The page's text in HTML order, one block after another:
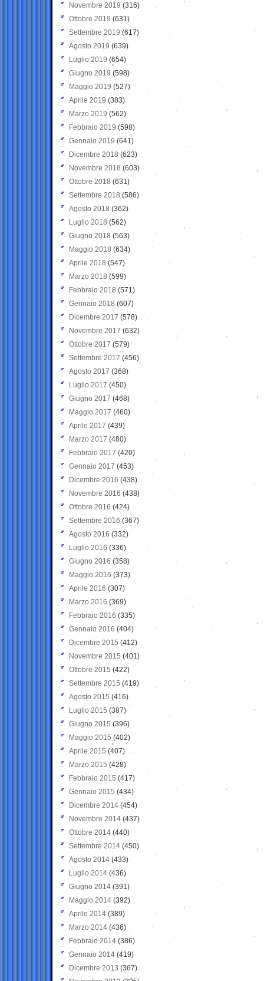
Novembre 2019 (316)
Ottobre 2019 (631)
Settembre 2019 (617)
Agosto 2019 (639)
Luglio 2019 (654)
Giugno 2019 (598)
Maggio 2019 (527)
Aprile 2019 (383)
Marzo 2019 (562)
Febbraio 2019 (598)
Gennaio 2019 (641)
Dicembre 2018 (623)
Novembre 2018 (603)
Ottobre 2018 (631)
Settembre 2018 (586)
Agosto 2018 (362)
Luglio 2018 (562)
Giugno 2018 (563)
Maggio 2018 (634)
Aprile 2018 (547)
Marzo 2018 (599)
Febbraio 2018 (571)
Gennaio 2018 (607)
Dicembre 2017 (578)
Novembre 2017 (632)
Ottobre 2017 (579)
Settembre 2017 (456)
Agosto 2017 (368)
Luglio 2017 (450)
Giugno 2017 (468)
Maggio 2017 (460)
Aprile 2017 (439)
Marzo 2017 (480)
Febbraio 2017 (420)
Gennaio 2017 (453)
Dicembre 2016 (438)
Novembre 2016 (438)
Ottobre 2016 (424)
Settembre 2016 (367)
Agosto 2016 (332)
Luglio 2016 (336)
Giugno 2016 (358)
Maggio 2016 (373)
Aprile 2016 (307)
Marzo 2016 (369)
Febbraio 2016 (335)
Gennaio 2016 (404)
Dicembre 2015 (412)
Novembre 2015 (401)
Ottobre 2015 (422)
Settembre 2015 (419)
Agosto 2015 (416)
Luglio 2015 (387)
Giugno 2015 (396)
Maggio 2015 (402)
Aprile 2015 (407)
Marzo 2015 (428)
Febbraio 2015 (417)
Gennaio 2015 (434)
Dicembre 2014 (454)
Novembre 2014 (437)
Ottobre 2014 (440)
Settembre 2014 (450)
Agosto 2014 (433)
Luglio 2014 (436)
Giugno 2014 (391)
Maggio 2014 (392)
Aprile 2014 (389)
Marzo 2014 (436)
Febbraio 2014 (386)
Gennaio 2014 (419)
Dicembre 2013 (367)